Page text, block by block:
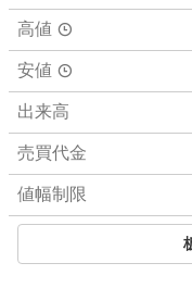
高値
安値
出来高
売買代金
値幅制限